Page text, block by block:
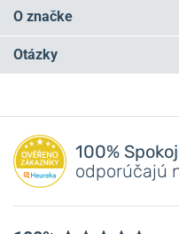
O značke
značka vzniká.
S viac ako storočnou
výrobcom hodiniek, ktorých
trendy.V Českej republike sa
Otázky
Máte otázku?
100%
odporúčajú